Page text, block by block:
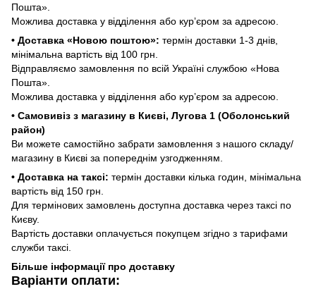
Пошта».
Можлива доставка у відділення або курʼєром за адресою.
• Доставка «Новою поштою»: термін доставки 1-3 днів,
мінімальна вартість від 100 грн.
Відправляємо замовлення по всій Україні службою «Нова
Пошта».
Можлива доставка у відділення або курʼєром за адресою.
• Самовивіз з магазину в Києві, Лугова 1 (Оболонський
район)
Ви можете самостійно забрати замовлення з нашого складу/
магазину в Києві за попереднім узгодженням.
• Доставка на таксі: термін доставки кілька годин, мінімальна
вартість від 150 грн.
Для термінових замовлень доступна доставка через таксі по
Києву.
Вартість доставки оплачується покупцем згідно з тарифами
служби таксі.
Більше інформації про доставку
Варіанти оплати: